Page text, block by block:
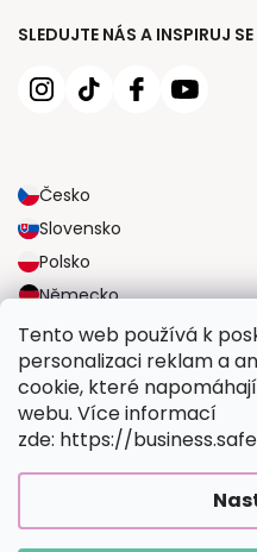
Tento web používá k
personalizaci reklam a
cookie, které
webu. Více informací
zde: https://
SLEDUJTE NÁS A INSPIRUJ SE
Česko
Slovensko
Polsko
Německo
Velká Británie
SPOLEHLIVÉ MOŽNOSTI
BEZPEČNÉ MOŽNOSTI